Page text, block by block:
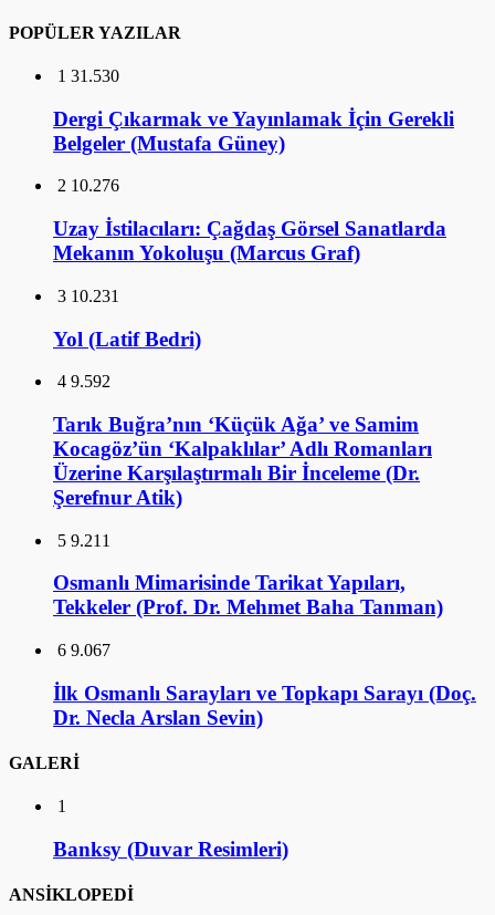
POPÜLER YAZILAR
1 31.530
Dergi Çıkarmak ve Yayınlamak İçin Gerekli
Belgeler (Mustafa Güney)
2 10.276
Uzay İstilacıları: Çağdaş Görsel Sanatlarda
Mekanın Yokoluşu (Marcus Graf)
3 10.231
Yol (Latif Bedri)
4 9.592
Tarık Buğra’nın ‘Küçük Ağa’ ve Samim
Kocagöz’ün ‘Kalpaklılar’ Adlı Romanları
Üzerine Karşılaştırmalı Bir İnceleme (Dr.
Şerefnur Atik)
5 9.211
Osmanlı Mimarisinde Tarikat Yapıları,
Tekkeler (Prof. Dr. Mehmet Baha Tanman)
6 9.067
İlk Osmanlı Sarayları ve Topkapı Sarayı (Doç.
Dr. Necla Arslan Sevin)
GALERİ
1
Banksy (Duvar Resimleri)
ANSİKLOPEDİ